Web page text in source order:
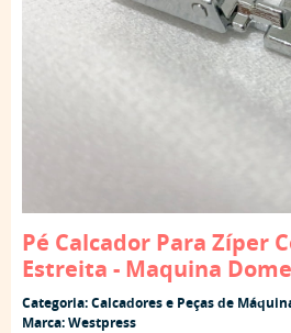
Pé Calcador Para Zíper
Estreita - Maquina
Categoria:Calcadores e Peças de
Marca:Westpress